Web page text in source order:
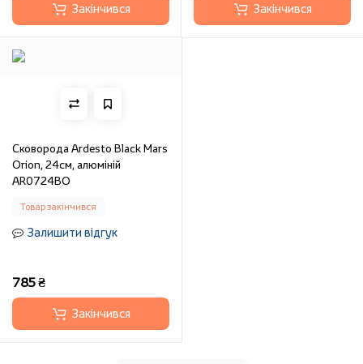
Закінчився Закінчився
Сковорода Ardesto Black Mars
Orion, 24см, алюміній
AR0724BO
Товар закінчився
Залишити відгук
785 ₴
Закінчився